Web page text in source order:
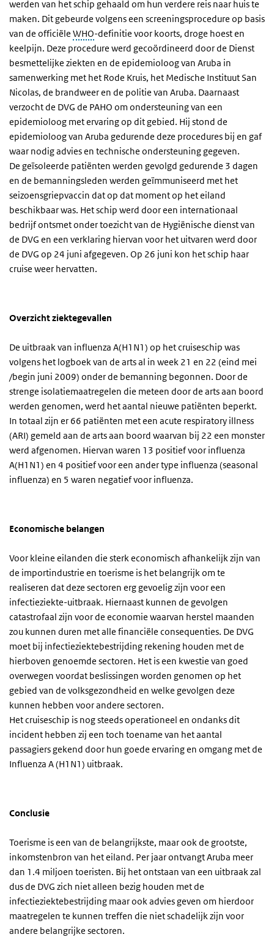
werden van het schip gehaald om hun verdere reis naar huis te
maken. Dit gebeurde volgens een screeningsprocedure op basis
van de officiële WHO-definitie voor koorts, droge hoest en
keelpijn. Deze procedure werd gecoördineerd door de Dienst
besmettelijke ziekten en de epidemioloog van Aruba in
samenwerking met het Rode Kruis, het Medische Instituut San
Nicolas, de brandweer en de politie van Aruba. Daarnaast
verzocht de DVG de PAHO om ondersteuning van een
epidemioloog met ervaring op dit gebied. Hij stond de
epidemioloog van Aruba gedurende deze procedures bij en gaf
waar nodig advies en technische ondersteuning gegeven.
De geïsoleerde patiënten werden gevolgd gedurende 3 dagen
en de bemanningsleden werden geïmmuniseerd met het
seizoensgriepvaccin dat op dat moment op het eiland
beschikbaar was. Het schip werd door een internationaal
bedrijf ontsmet onder toezicht van de Hygiënische dienst van
de DVG en een verklaring hiervan voor het uitvaren werd door
de DVG op 24 juni afgegeven. Op 26 juni kon het schip haar
cruise weer hervatten.
Overzicht ziektegevallen
De uitbraak van influenza A(H1N1) op het cruiseschip was
volgens het logboek van de arts al in week 21 en 22 (eind mei
/begin juni 2009) onder de bemanning begonnen. Door de
strenge isolatiemaatregelen die meteen door de arts aan boord
werden genomen, werd het aantal nieuwe patiënten beperkt.
In totaal zijn er 66 patiënten met een acute respiratory illness
(ARI) gemeld aan de arts aan boord waarvan bij 22 een monster
werd afgenomen. Hiervan waren 13 positief voor influenza
A(H1N1) en 4 positief voor een ander type influenza (seasonal
influenza) en 5 waren negatief voor influenza.
Economische belangen
Voor kleine eilanden die sterk economisch afhankelijk zijn van
de importindustrie en toerisme is het belangrijk om te
realiseren dat deze sectoren erg gevoelig zijn voor een
infectieziekte-uitbraak. Hiernaast kunnen de gevolgen
catastrofaal zijn voor de economie waarvan herstel maanden
zou kunnen duren met alle financiële consequenties. De DVG
moet bij infectieziektebestrijding rekening houden met de
hierboven genoemde sectoren. Het is een kwestie van goed
overwegen voordat beslissingen worden genomen op het
gebied van de volksgezondheid en welke gevolgen deze
kunnen hebben voor andere sectoren.
Het cruiseschip is nog steeds operationeel en ondanks dit
incident hebben zij een toch toename van het aantal
passagiers gekend door hun goede ervaring en omgang met de
Influenza A (H1N1) uitbraak.
Conclusie
Toerisme is een van de belangrijkste, maar ook de grootste,
inkomstenbron van het eiland. Per jaar ontvangt Aruba meer
dan 1.4 miljoen toeristen. Bij het ontstaan van een uitbraak zal
dus de DVG zich niet alleen bezig houden met de
infectieziektebestrijding maar ook advies geven om hierdoor
maatregelen te kunnen treffen die niet schadelijk zijn voor
andere belangrijke sectoren.